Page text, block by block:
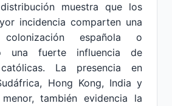
muestra que los
incidencia comparten una
española o
una fuerte influencia de
católicas. La presencia en
Hong Kong, India y
también evidencia la